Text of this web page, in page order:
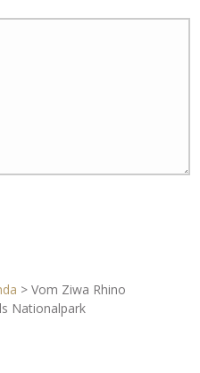
> Vom Ziwa Rhino
Nationalpark